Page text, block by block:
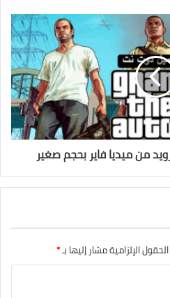
الحقول الإلزامية مشار إليها بـ*